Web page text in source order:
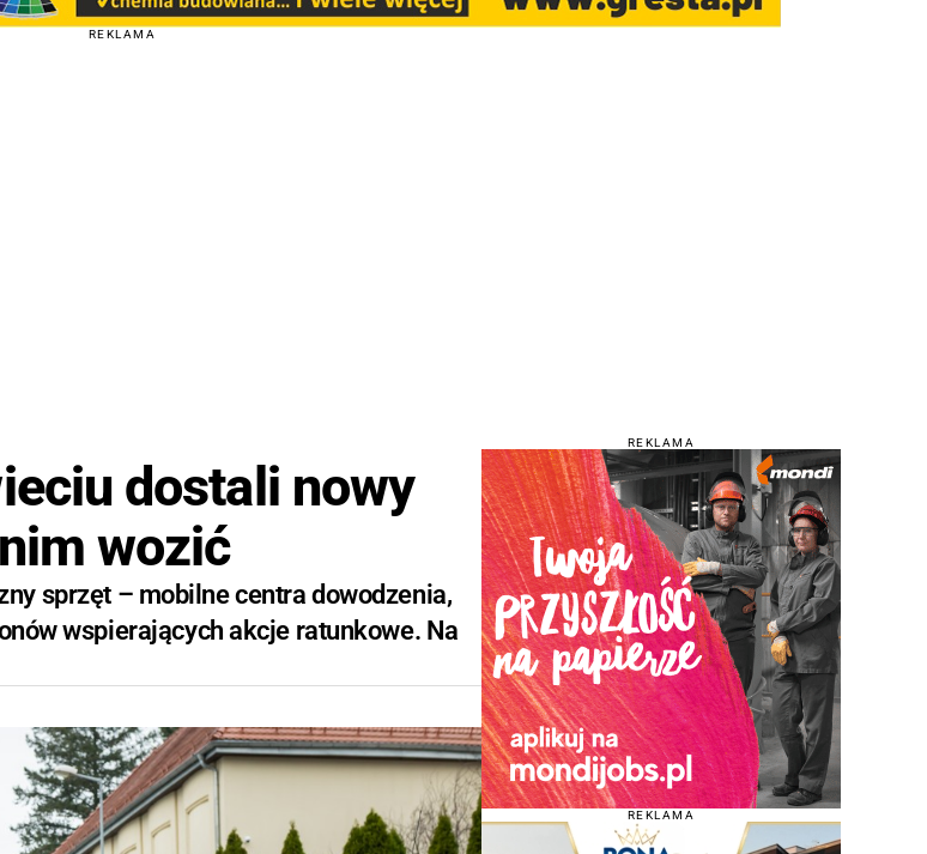
REKLAMA
dostali nowy
wozić
sprzęt – mobilne centra dowodzenia,
wspierających akcje ratunkowe. Na
REKLAMA
REKLAMA